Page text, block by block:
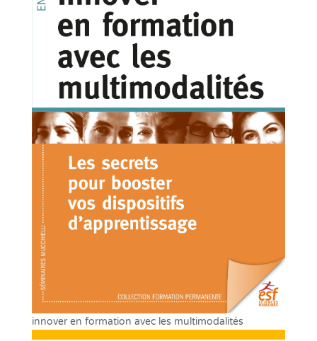
innover en formation avec les multimodalités